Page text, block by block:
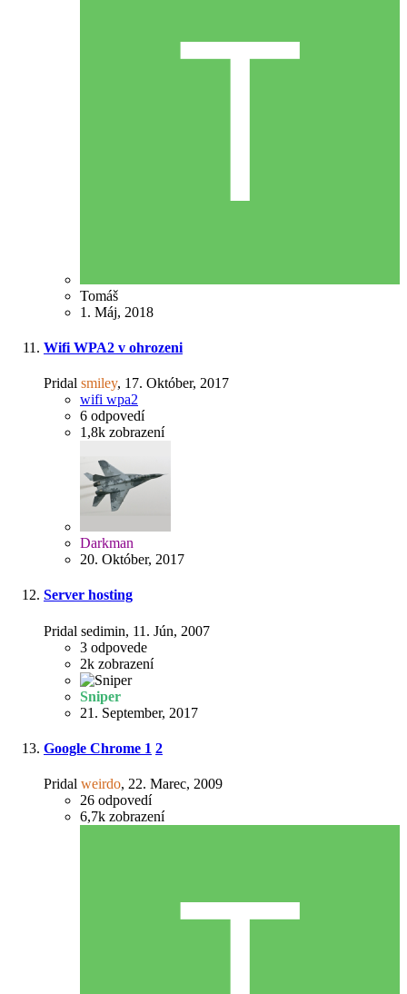
Tomáš
1. Máj, 2018
Wifi WPA2 v ohrozeni
Pridal smiley, 17. Október, 2017
wifi wpa2
6 odpovedí
1,8k zobrazení
Darkman
20. Október, 2017
Server hosting
Pridal sedimin, 11. Jún, 2007
3 odpovede
2k zobrazení
Sniper
21. September, 2017
Google Chrome 1 2
Pridal weirdo, 22. Marec, 2009
26 odpovedí
6,7k zobrazení